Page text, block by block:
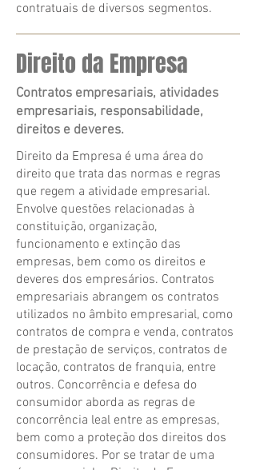
contratuais de diversos segmentos.
Direito da Empresa
Contratos empresariais, atividades
empresariais, responsabilidade,
direitos e deveres.
Direito da Empresa é uma área do
direito que trata das normas e regras
que regem a atividade empresarial.
Envolve questões relacionadas à
constituição, organização,
funcionamento e extinção das
empresas, bem como os direitos e
deveres dos empresários. Contratos
empresariais abrangem os contratos
utilizados no âmbito empresarial, como
contratos de compra e venda, contratos
de prestação de serviços, contratos de
locação, contratos de franquia, entre
outros. Concorrência e defesa do
consumidor aborda as regras de
concorrência leal entre as empresas,
bem como a proteção dos direitos dos
consumidores. Por se tratar de uma